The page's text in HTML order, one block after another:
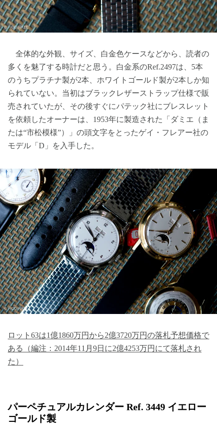
全体的な外観、サイズ、白金色ケースなどから、読者の
多くを魅了する時計だと思う。白金系のRef.2497は、5本
のうちプラチナ製が2本、ホワイトゴールド製が2本しか知
られていない。当初はブラックレザーストラップ仕様で販
売されていたが、その後すぐにパテック社にブレスレット
を依頼したオーナーは、1953年に製造された「ダミエ（ま
たは“市松模様”）」の頭文字をとったゲイ・フレアー社の
モデル「D」を入手した。
ロット63は1億1860万円から2億3720万円の落札予想価格で
ある（編注：2014年11月9日に2億4253万円にて落札され
た）
パーペチュアルカレンダー Ref. 3449 イエロー
ゴールド製